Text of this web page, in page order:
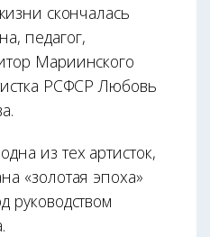
скончалась
педагог,
Мариинского
РСФСР Любовь
из тех артисток,
«золотая эпоха»
руководством